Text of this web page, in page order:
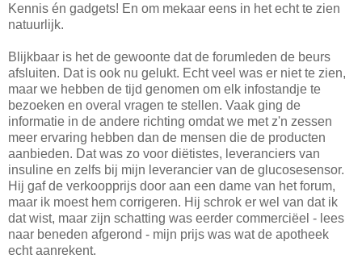
Kennis én gadgets! En om mekaar eens in het echt te zien
natuurlijk.
Blijkbaar is het de gewoonte dat de forumleden de beurs
afsluiten. Dat is ook nu gelukt. Echt veel was er niet te zien,
maar we hebben de tijd genomen om elk infostandje te
bezoeken en overal vragen te stellen. Vaak ging de
informatie in de andere richting omdat we met z'n zessen
meer ervaring hebben dan de mensen die de producten
aanbieden. Dat was zo voor diëtistes, leveranciers van
insuline en zelfs bij mijn leverancier van de glucosesensor.
Hij gaf de verkoopprijs door aan een dame van het forum,
maar ik moest hem corrigeren. Hij schrok er wel van dat ik
dat wist, maar zijn schatting was eerder commerciëel - lees
naar beneden afgerond - mijn prijs was wat de apotheek
echt aanrekent.